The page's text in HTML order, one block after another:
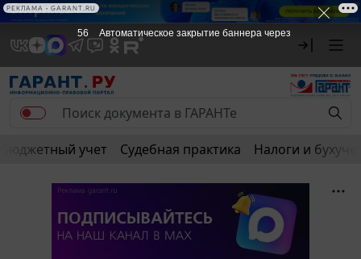
Бюджетный учет Судебная практика Налоги и
56 Автоматическое закрытие баннера через
РЕКЛАМА • GARANT.RU